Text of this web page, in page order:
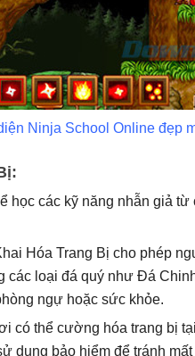
Ninja School Online đẹp
học các kỹ năng nhẫn giả
Hóa Trang Bị cho phép
các loại đá quý như Đá
ngự hoặc sức khỏe.
có thể cường hóa trang bị
dụng bảo hiểm để tránh